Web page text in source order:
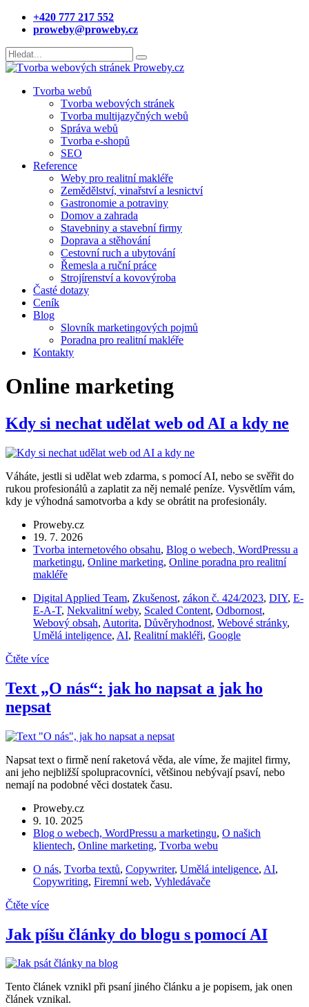
+420 777 217 552
proweby@proweby.cz
Tvorba webů
Tvorba webových stránek
Tvorba multijazyčných webů
Správa webů
Tvorba e-shopů
SEO
Reference
Weby pro realitní makléře
Zemědělství, vinařství a lesnictví
Gastronomie a potraviny
Domov a zahrada
Stavebniny a stavební firmy
Doprava a stěhování
Cestovní ruch a ubytování
Řemesla a ruční práce
Strojírenství a kovovýroba
Časté dotazy
Ceník
Blog
Slovník marketingových pojmů
Poradna pro realitní makléře
Kontakty
Online marketing
Kdy si nechat udělat web od AI a kdy ne
Váháte, jestli si udělat web zdarma, s pomocí AI, nebo se svěřit do
rukou profesionálů a zaplatit za něj nemalé peníze. Vysvětlím vám,
kdy je výhodná samotvorba a kdy se obrátit na profesionály.
Proweby.cz
19. 7. 2026
Tvorba internetového obsahu, Blog o webech, WordPressu a
marketingu, Online marketing, Online poradna pro realitní
makléře
Digital Applied Team, Zkušenost, zákon č. 424/2023, DIY, E-
E-A-T, Nekvalitní weby, Scaled Content, Odbornost,
Webový obsah, Autorita, Důvěryhodnost, Webové stránky,
Umělá inteligence, AI, Realitní makléři, Google
Čtěte více
Text „O nás“: jak ho napsat a jak ho
nepsat
Napsat text o firmě není raketová věda, ale víme, že majitel firmy,
ani jeho nejbližší spolupracovníci, většinou nebývají psaví, nebo
nemají na podobné věci dostatek času.
Proweby.cz
9. 10. 2025
Blog o webech, WordPressu a marketingu, O našich
klientech, Online marketing, Tvorba webu
O nás, Tvorba textů, Copywriter, Umělá inteligence, AI,
Copywriting, Firemní web, Vyhledávače
Čtěte více
Jak píšu články do blogu s pomocí AI
Tento článek vznikl při psaní jiného článku a je popisem, jak onen
článek vznikal.